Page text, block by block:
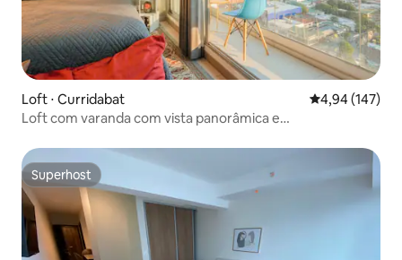
Loft ⋅ Curridabat 4,94 de uma
4,94 (147)
Loft com varanda com vista panorâmica e
Superhost
Superhost